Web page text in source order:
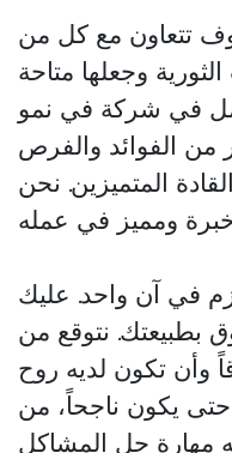
تتعاون مع كل من
وجعلها متاحة
في شركة في نمو
من الفوائد والفرص
المتميزين. نحن
في آن واحد. عليك
بطبيعتك. نتوقع من
وأن تكون لديه روح
حتى يكون ناجحاً، من